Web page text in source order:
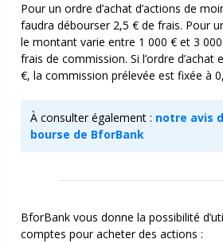
Pour un ordre d’achat d’actions de
faudra débourser 2,5 € de frais. Pour
le montant varie entre 1 000 € et 3
frais de commission. Si l’ordre d’achat
€, la commission prélevée est fixée à
À consulter également : notre avis
bourse de BforBank
BforBank vous donne la possibilité
comptes pour acheter des actions :